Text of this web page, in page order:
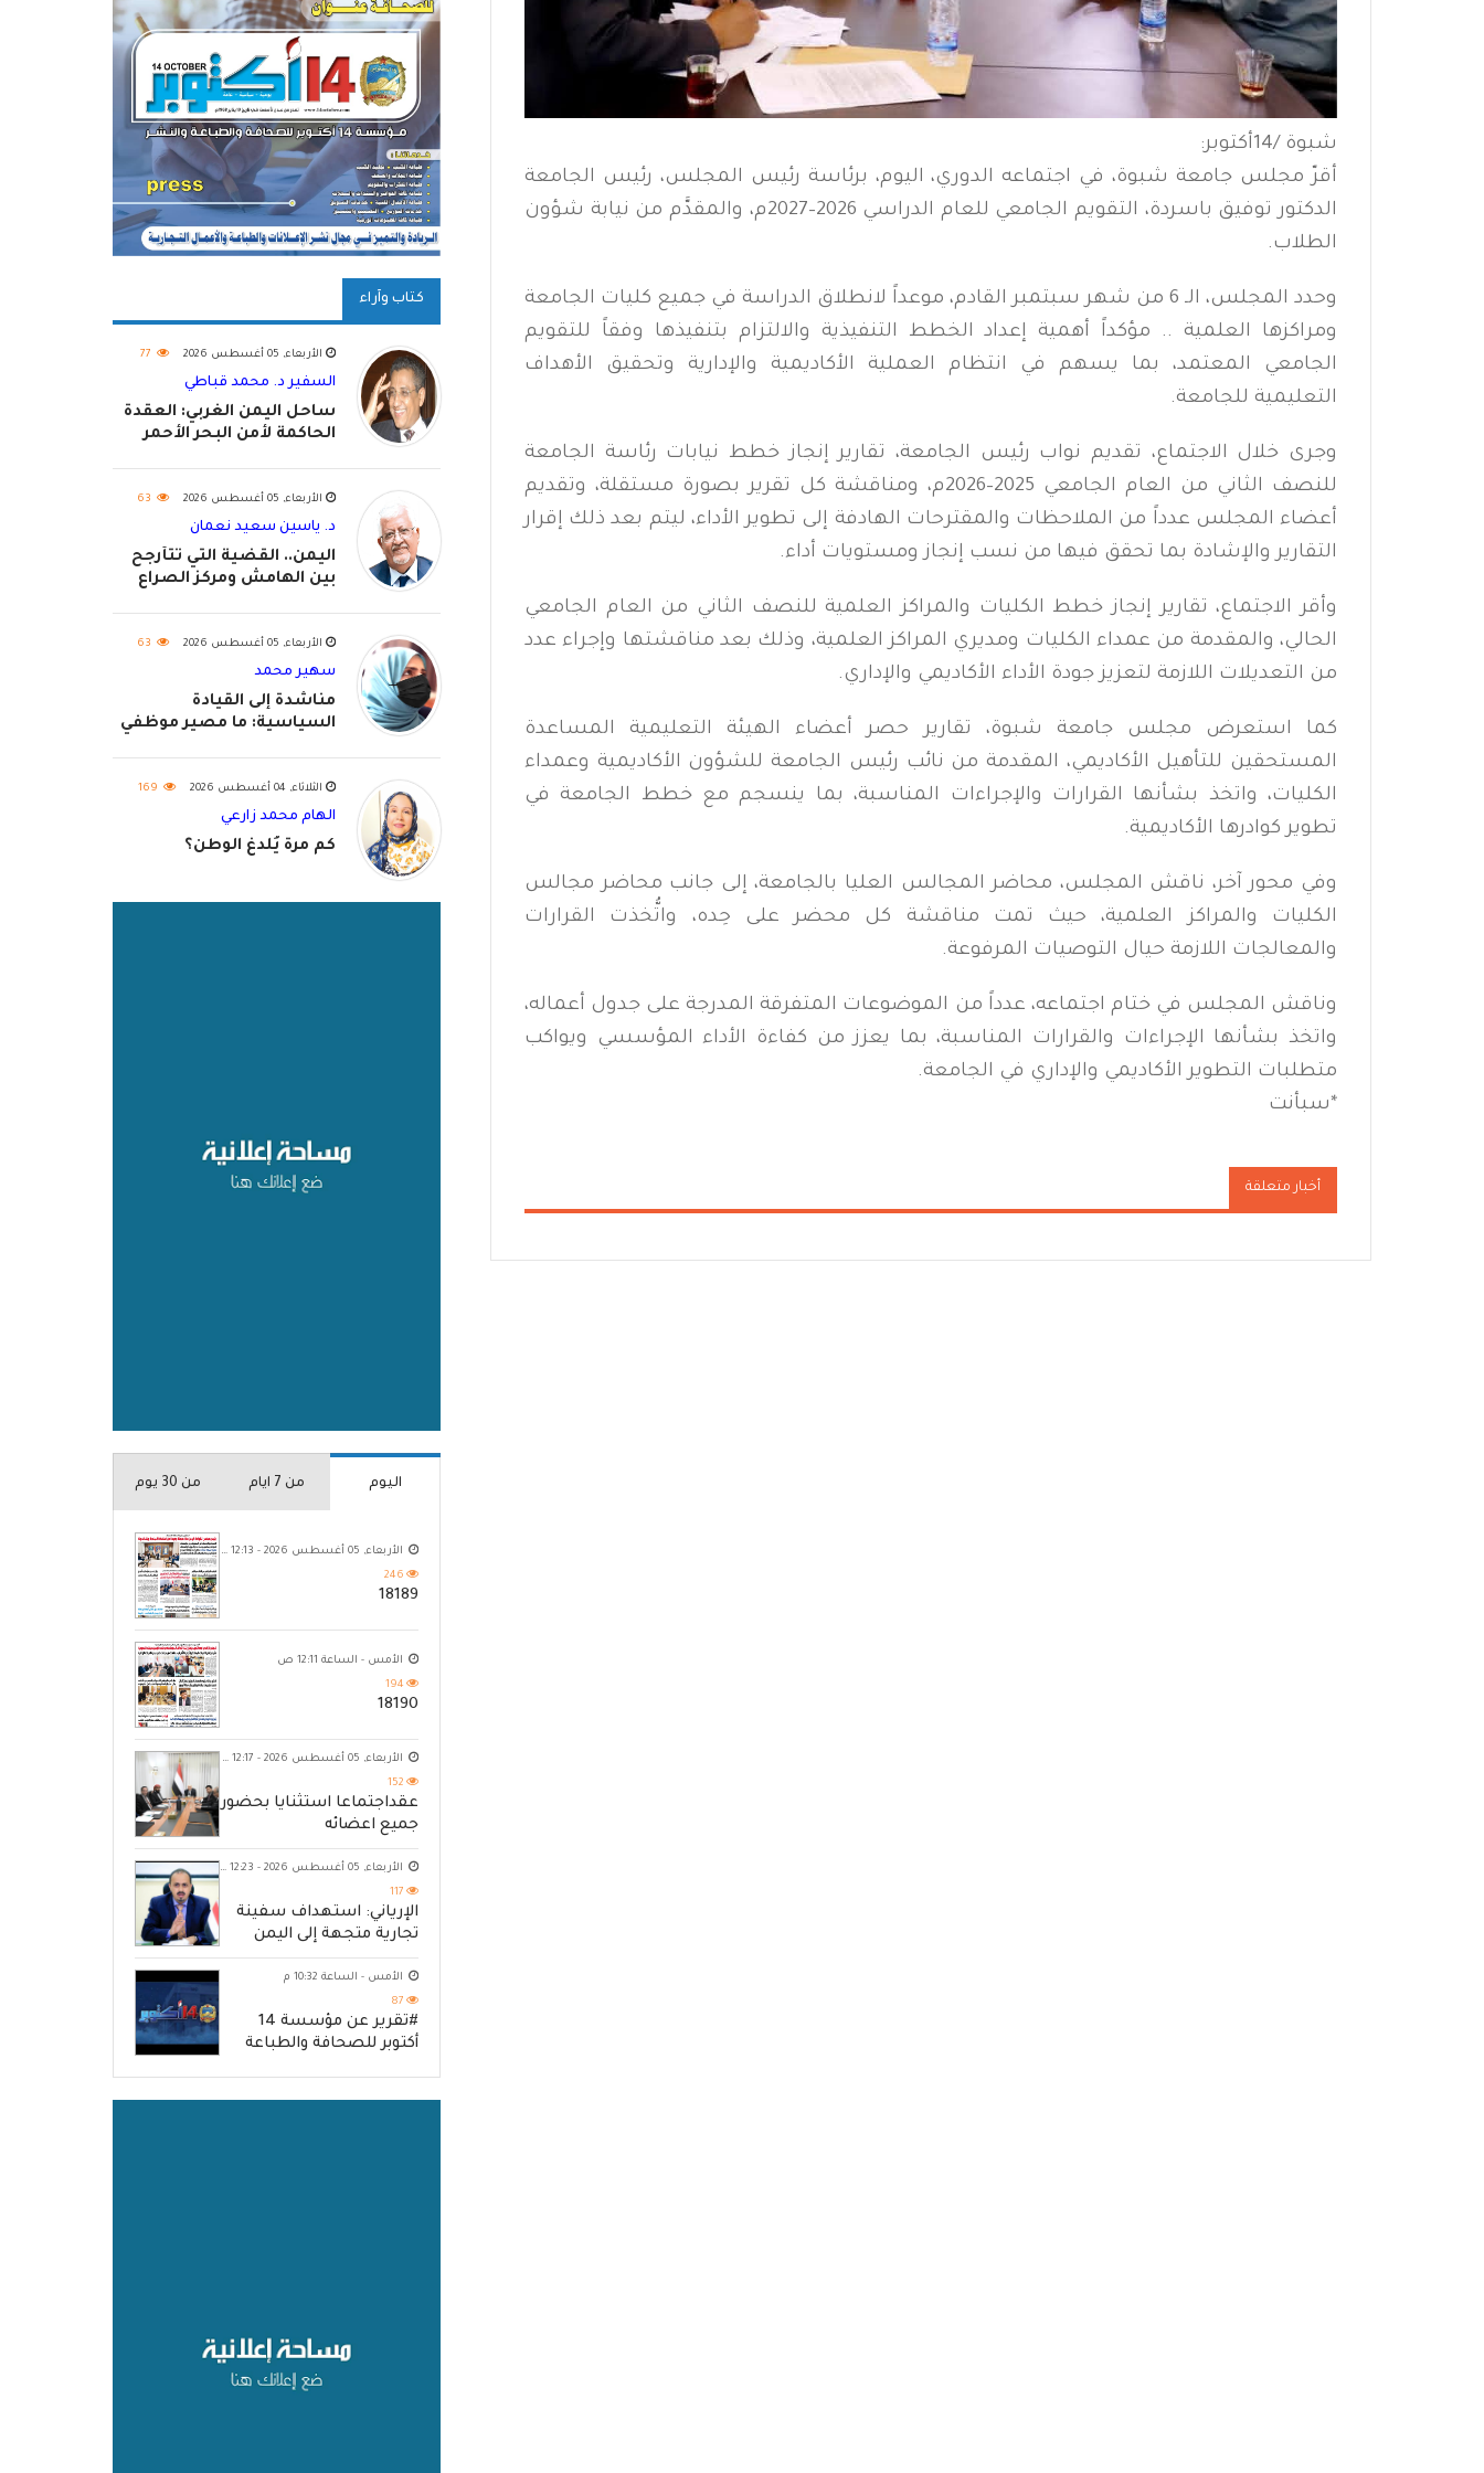
شبوة /14أكتوبر:
أقرّ مجلس جامعة شبوة، في اجتماعه الدوري، اليوم، برئاسة رئيس المجلس، رئيس الجامعة
الدكتور توفيق باسردة، التقويم الجامعي للعام الدراسي 2026–2027م، والمقدَّم من نيابة شؤون
الطلاب.
وحدد المجلس، الـ 6 من شهر سبتمبر القادم، موعداً لانطلاق الدراسة في جميع كليات الجامعة
ومراكزها العلمية .. مؤكداً أهمية إعداد الخطط التنفيذية والالتزام بتنفيذها وفقاً للتقويم
الجامعي المعتمد، بما يسهم في انتظام العملية الأكاديمية والإدارية وتحقيق الأهداف
التعليمية للجامعة.
وجرى خلال الاجتماع، تقديم نواب رئيس الجامعة، تقارير إنجاز خطط نيابات رئاسة الجامعة
للنصف الثاني من العام الجامعي 2025–2026م، ومناقشة كل تقرير بصورة مستقلة، وتقديم
أعضاء المجلس عدداً من الملاحظات والمقترحات الهادفة إلى تطوير الأداء، ليتم بعد ذلك إقرار
التقارير والإشادة بما تحقق فيها من نسب إنجاز ومستويات أداء.
وأقر الاجتماع، تقارير إنجاز خطط الكليات والمراكز العلمية للنصف الثاني من العام الجامعي
الحالي، والمقدمة من عمداء الكليات ومديري المراكز العلمية، وذلك بعد مناقشتها وإجراء عدد
من التعديلات اللازمة لتعزيز جودة الأداء الأكاديمي والإداري.
كما استعرض مجلس جامعة شبوة، تقارير حصر أعضاء الهيئة التعليمية المساعدة
المستحقين للتأهيل الأكاديمي، المقدمة من نائب رئيس الجامعة للشؤون الأكاديمية وعمداء
الكليات، واتخذ بشأنها القرارات والإجراءات المناسبة، بما ينسجم مع خطط الجامعة في
تطوير كوادرها الأكاديمية.
وفي محور آخر، ناقش المجلس، محاضر المجالس العليا بالجامعة، إلى جانب محاضر مجالس
الكليات والمراكز العلمية، حيث تمت مناقشة كل محضر على حِده، واتُّخذت القرارات
والمعالجات اللازمة حيال التوصيات المرفوعة.
وناقش المجلس في ختام اجتماعه، عدداً من الموضوعات المتفرقة المدرجة على جدول أعماله،
واتخذ بشأنها الإجراءات والقرارات المناسبة، بما يعزز من كفاءة الأداء المؤسسي ويواكب
متطلبات التطوير الأكاديمي والإداري في الجامعة.
*سبأنت
أخبار متعلقة
كتاب وآراء
الأربعاء, 05 أغسطس 2026 77
السفير د. محمد قباطي
ساحل اليمن الغربي: العقدة
الحاكمة لأمن البحر الأحمر
الأربعاء, 05 أغسطس 2026 63
د. ياسين سعيد نعمان
اليمن.. القضية التي تتأرجح
بين الهامش ومركز الصراع
الأربعاء, 05 أغسطس 2026 63
سهير محمد
مناشدة إلى القيادة
السياسية: ما مصير موظفي
الثلاثاء, 04 أغسطس 2026 169
الهام محمد زارعي
كم مرة يُلدغ الوطن؟
اليوم من 7 ايام من 30 يوم
الأربعاء, 05 أغسطس 2026 - 12:13 ص
246
18189
الأمس - الساعة 12:11 ص
194
18190
الأربعاء, 05 أغسطس 2026 - 12:17 ص
152
عقداجتماعا استثنايا بحضور
جميع اعضائه
الأربعاء, 05 أغسطس 2026 - 12:23 ص
117
الإرياني: استهداف سفينة
تجارية متجهة إلى اليمن
يكشف حصار الحوثي للشعب
الأمس - الساعة 10:32 م
87
#تقرير عن مؤسسة 14
أكتوبر للصحافة والطباعة